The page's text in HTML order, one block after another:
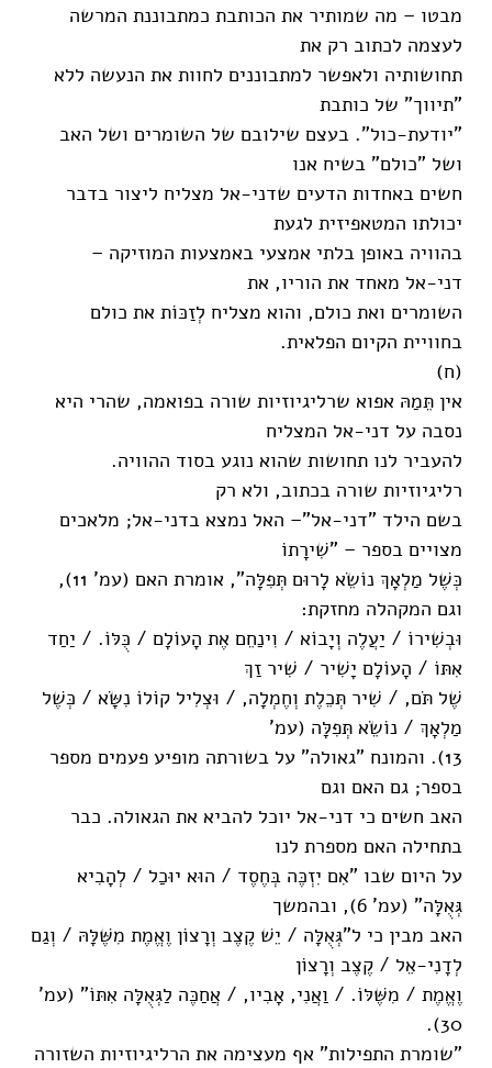
מבטו – מה שמותיר את הכותבת כמתבוננת המרשה
לעצמה לכתוב רק את
תחושותיה ולאפשר למתבוננים לחוות את הנעשה ללא
"תיווך" של כותבת
"יודעת-כול". בעצם שילובם של השומרים ושל האב
ושל "כולם" בשיח אנו
חשים באחדות הדעים שדני-אל מצליח ליצור בדבר
יכולתו המטאפיזית לגעת
בהוויה באופן בלתי אמצעי באמצעות המוזיקה –
דני-אל מאחד את הוריו, את
השומרים ואת כולם, והוא מצליח לְזַכּוֹת את כולם
בחוויית הקיום הפלאית.
(ח)
אין תֵּמַהּ אפוא שרליגיוזיות שורה בפואמה, שהרי היא
נסבה על דני-אל המצליח
להעביר לנו תחושות שהוא נוגע בסוד ההוויה.
רליגיוזיות שורה בכתוב, ולא רק
בשם הילד "דני-אל"– האל נמצא בדני-אל; מלאכים
מצויים בספר – "שִׁירָתוֹ
כְּשֶׁל מַלְאָךְ נוֹשֵׂא לָרוּם תְּפִלָּה", אומרת האם (עמ' 11),
וגם המקהלה מחזקת:
וּבְשִׁירוֹ / יַעֲלֶה וְיָבוֹא / וִינַחֵם אֶת הָעוֹלָם / כֻּלּוֹ. / יַחַד
אִתּוֹ / הָעוֹלָם יָשִׁיר / שִׁיר זַךְ
שֶׁל תֹּם, / שִׁיר תְּכֵלֶת וְחֶמְלָה, / וּצְלִיל קוֹלוֹ נִשָּׂא / כְּשֶׁל
מַלְאָךְ / נוֹשֵׂא תְּפִלָּה (עמ'
13). והמונח "גאולה" על בשורתה מופיע פעמים מספר
בספר; גם האם וגם
האב חשים כי דני-אל יוכל להביא את הגאולה. כבר
בתחילה האם מספרת לנו
על היום שבו "אִם יִזְכֶּה בְּחֶסֶד / הוּא יוּכַל / לְהָבִיא
גְּאֻלָּה" (עמ' 6), ובהמשך
האב מבין כי ל"גְּאֻלָּה / יֵשׁ קֶצֶב וְרָצוֹן וֶאֱמֶת מִשֶּׁלָּהּ / וְגַם
לְדָנִי-אֵל / קֶצֶב וְרָצוֹן
וֶאֱמֶת / מִשֶּׁלּוֹ. / וַאֲנִי, אָבִיו, / אֲחַכֶּה לַגְּאֻלָּה אִתּוֹ" (עמ'
30).
"שומרת התפילות" אף מעצימה את הרליגיוזיות השזורה